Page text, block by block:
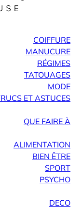
COIFFURE
MANUCURE
RÉGIMES
TATOUAGES
MODE
ET ASTUCES
QUE FAIRE À
ALIMENTATION
BIEN ÊTRE
SPORT
PSYCHO
DECO